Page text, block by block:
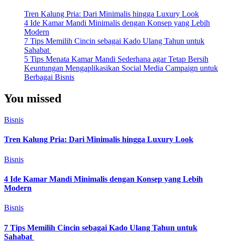
Tren Kalung Pria: Dari Minimalis hingga Luxury Look
4 Ide Kamar Mandi Minimalis dengan Konsep yang Lebih
Modern
7 Tips Memilih Cincin sebagai Kado Ulang Tahun untuk
Sahabat
5 Tips Menata Kamar Mandi Sederhana agar Tetap Bersih
Keuntungan Mengaplikasikan Social Media Campaign untuk
Berbagai Bisnis
You missed
Bisnis
Tren Kalung Pria: Dari Minimalis hingga Luxury Look
Bisnis
4 Ide Kamar Mandi Minimalis dengan Konsep yang Lebih
Modern
Bisnis
7 Tips Memilih Cincin sebagai Kado Ulang Tahun untuk
Sahabat